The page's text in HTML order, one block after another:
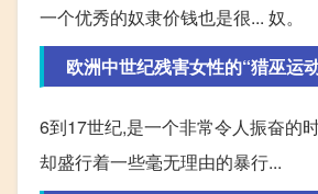
一个优秀的奴隶价钱也是很... 奴。
欧洲中世纪残害女性的“猎巫运
6到17世纪,是一个非常令人振奋的
却盛行着一些毫无理由的暴行...